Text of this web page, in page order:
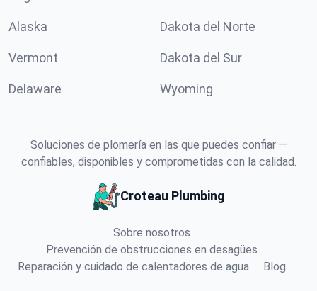
Alaska Dakota del Norte
Vermont Dakota del Sur
Delaware Wyoming
Soluciones de plomería en las que puedes confiar —
confiables, disponibles y comprometidas con la calidad.
Croteau Plumbing
Sobre nosotros
Prevención de obstrucciones en desagües
Reparación y cuidado de calentadores de agua
Blog